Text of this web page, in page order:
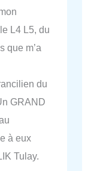
L4 L5, du
que m’a
du
GRAND
à eux
Tulay.